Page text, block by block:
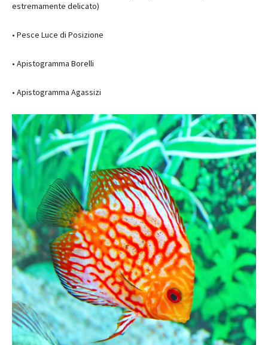
estremamente delicato)
• Pesce Luce di Posizione
• Apistogramma Borelli
• Apistogramma Agassizi